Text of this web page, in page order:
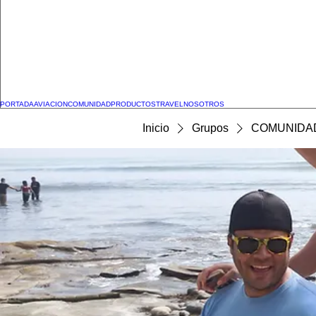
PORTADAAVIACIONCOMUNIDADPRODUCTOSTRAVEL NOSOTROS
Inicio Grupos